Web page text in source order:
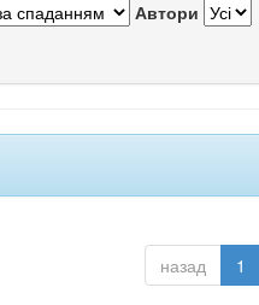
Автори
назад 1